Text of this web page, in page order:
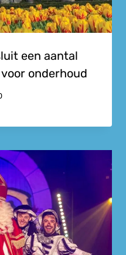
een aantal
onderhoud